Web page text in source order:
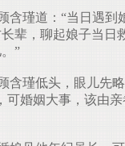
含瑾道：“当日遇到
辈，聊起娘子当日
”
含瑾低头，眼儿先
可婚姻大事，该由